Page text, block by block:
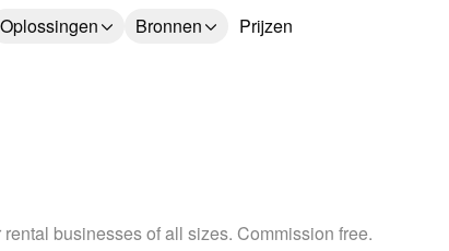
Oplossingen Bronnen Prijzen
businesses of all sizes. Commission free.